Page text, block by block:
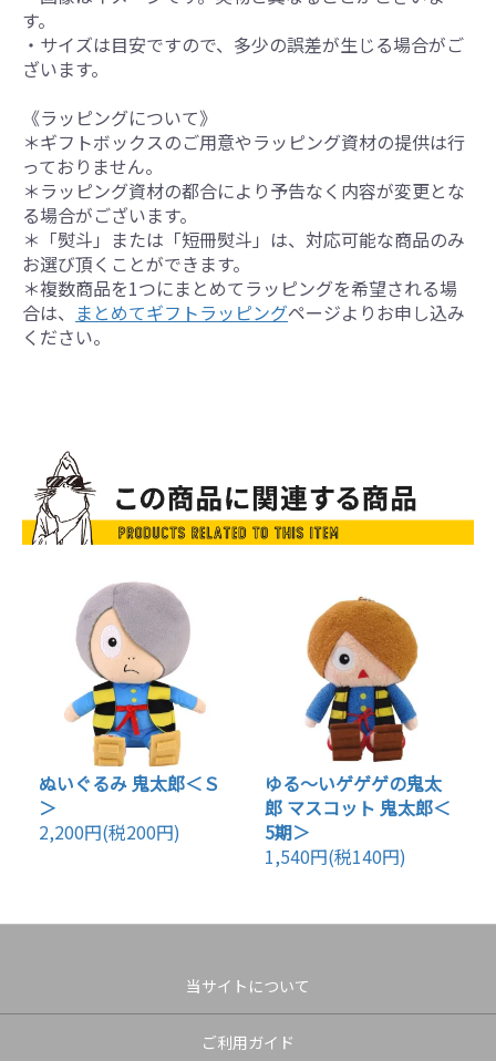
す。
・サイズは目安ですので、多少の誤差が生じる場合がご
ざいます。
《ラッピングについて》
＊ギフトボックスのご用意やラッピング資材の提供は行
っておりません。
＊ラッピング資材の都合により予告なく内容が変更とな
る場合がございます。
＊「熨斗」または「短冊熨斗」は、対応可能な商品のみ
お選び頂くことができます。
＊複数商品を1つにまとめてラッピングを希望される場
合は、 まとめてギフトラッピングページよりお申し込み
ください。
ぬいぐるみ 鬼太郎＜Ｓ
＞
2,200円(税200円)
ゆる～いゲゲゲの鬼太
郎 マスコット 鬼太郎＜
5期＞
1,540円(税140円)
当サイトについて
ご利用ガイド